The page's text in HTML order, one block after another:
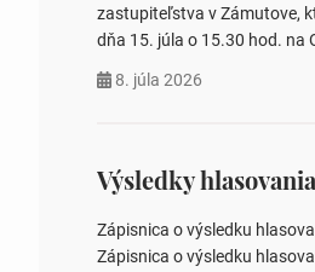
zastupiteľstva v Zámutove,
dňa 15. júla o 15.30 hod. na
rokovania 2. Schválenie
zastupiteľstiev, počtu
zastupiteľstiev v nich 4.
obecného pozemku –…
8. júla 2026
Zápisnica o výsledku
Zápisnica o výsledku